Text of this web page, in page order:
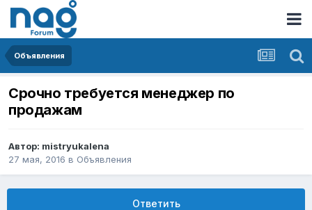
Объявления
Срочно требуется менеджер по
продажам
Автор: mistryukalena
27 мая, 2016 в Объявления
Ответить